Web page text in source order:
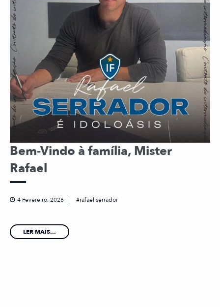
Bem-Vindo à família, Mister
Rafael
4 Fevereiro, 2026 rafael serrador
LER MAIS...